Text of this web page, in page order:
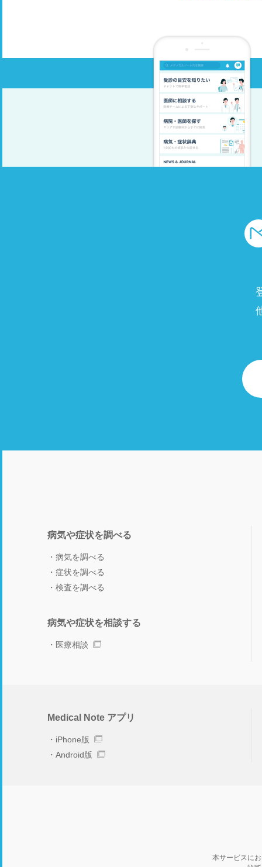
病気や症状を調べる
病気を調べる
症状を調べる
検査を調べる
病気や症状を相談する
医療相談
Medical Note アプリ
iPhone版
Android版
本サービスに